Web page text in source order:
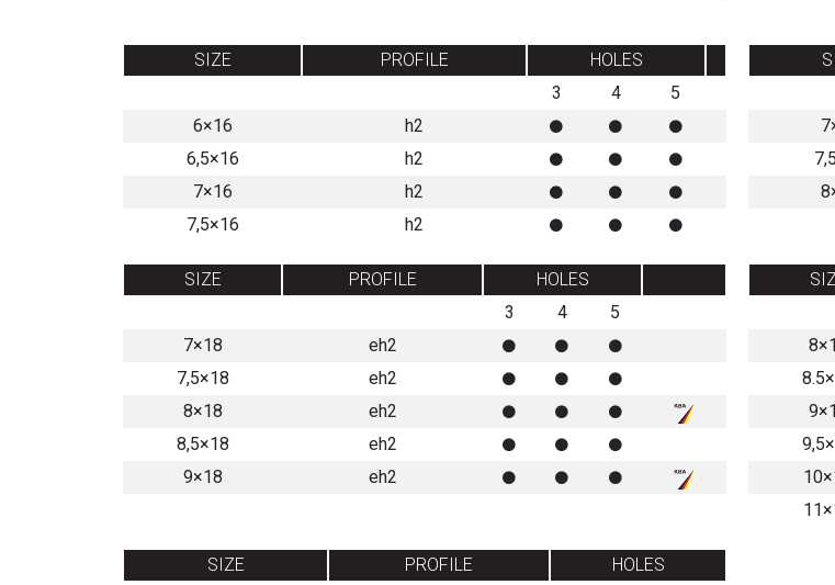
SIZE PROFILE
HOLES
3
4
5
6×16
h2
6,5×16
h2
7×16
h2
7,5×16
h2
SIZE PROFILE
HOLES
3
4
5
7×18
eh2
7,5×18
eh2
8×18
eh2
8,5×18
eh2
9×18
eh2
SIZE PROFILE
HOLES